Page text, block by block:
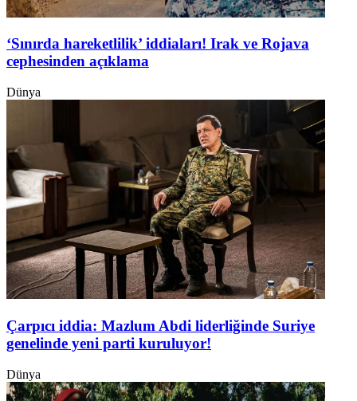
‘Sınırda hareketlilik’ iddiaları! Irak ve Rojava
cephesinden açıklama
Dünya
Çarpıcı iddia: Mazlum Abdi liderliğinde Suriye
genelinde yeni parti kuruluyor!
Dünya